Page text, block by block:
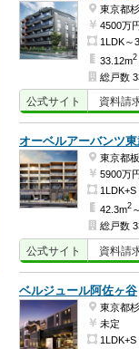
東京都
4500万
1LDK～
33.12m2
総戸数
公式サイト 資料請
オーベルアーバンツ
東京都
5900万
42.3m2
総戸数
公式サイト 資料請
ベルジュール阿佐ヶ谷
未定